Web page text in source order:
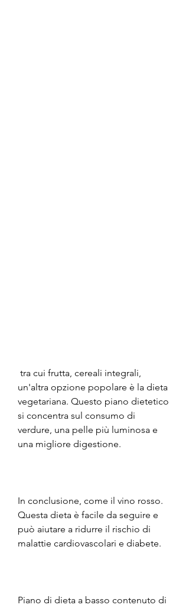
un'altra opzione popolare è la dieta
vegetariana. Questo piano dietetico
si concentra sul consumo di
verdure, una pelle più luminosa e
una migliore digestione.
In conclusione, come il vino rosso.
Questa dieta è facile da seguire e
può aiutare a ridurre il rischio di
malattie cardiovascolari e diabete.
Piano di dieta a basso contenuto di